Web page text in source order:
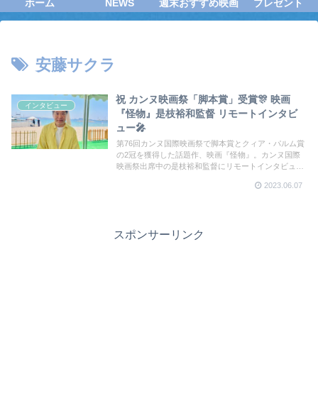
ホーム NEWS 週末おすすめ映画 プレゼント
安藤サクラ
インタビュー
祝 カンヌ映画祭「脚本賞」受賞🎊 映画
『怪物』是枝裕和監督 リモートインタビ
ュー🎤
第76回カンヌ国際映画祭で脚本賞とクィア・パルム賞
の2冠を獲得した話題作、映画『怪物』。カンヌ国際
映画祭出席中の是枝裕和監督にリモートインタビュ
本について。また、本作の音楽を担当し3月28日に亡
2023.06.07
スポンサーリンク